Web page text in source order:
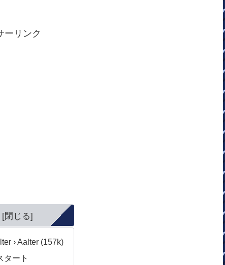
ーリンク
› Aalter (157k)
タート